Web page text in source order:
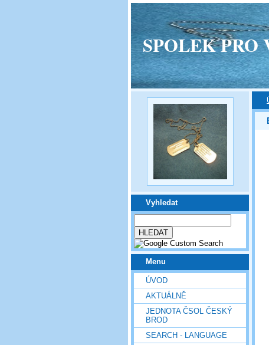
SPOLEK PRO
Vyhledat
Menu
ÚVOD
AKTUÁLNĚ
JEDNOTA ČSOL ČESKÝ
BROD
SEARCH - LANGUAGE